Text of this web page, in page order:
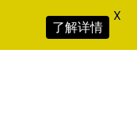
了解详情
X